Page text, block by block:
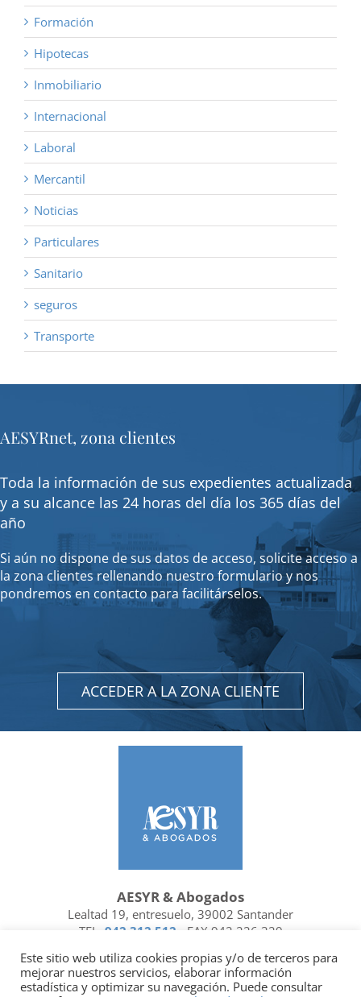
Formación
Hipotecas
Inmobiliario
Internacional
Laboral
Mercantil
Noticias
Particulares
Sanitario
seguros
Transporte
AESYRnet, zona clientes
Toda la información de sus expedientes actualizada
y a su alcance las 24 horas del día los 365 días del
año
Si aún no dispone de sus datos de acceso, solicite acceso a
la zona clientes rellenando nuestro formulario y nos
pondremos en contacto para facilitárselos.
ACCEDER A LA ZONA CLIENTE
AESYR & Abogados
Lealtad 19, entresuelo, 39002 Santander
TEL. 942 312 512 - FAX 942 226 329
FacebookLinkedin
Este sitio web utiliza cookies propias y/o de terceros para
mejorar nuestros servicios, elaborar información
estadística y optimizar su navegación. Puede consultar